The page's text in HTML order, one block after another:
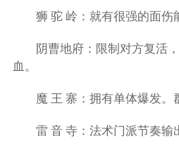
狮 驼 岭：就有很强的面伤
阴曹地府：限制对方复活
血。
魔 王 寨：拥有单体爆发。
雷 音 寺：法术门派节奏输